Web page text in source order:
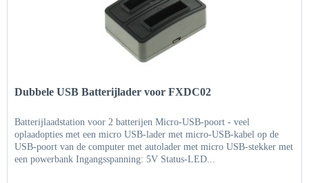
Dubbele USB Batterijlader voor FXDC02
Batterijlaadstation voor 2 batterijen Micro-USB-poort - veel
oplaadopties met een micro USB-lader met micro-USB-kabel op de
USB-poort van de computer met autolader met micro USB-stekker met
een powerbank Ingangsspanning: 5V Status-LED...